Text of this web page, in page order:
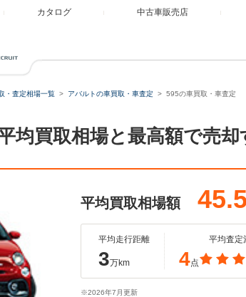
カタログ 中古車販売店
・査定相場一覧 アバルトの車買取・車査定 595の車買取・車査定
均買取相場と最高額で売
平均買取相場額 45.5
平均走行距離
3万km
平均査定
4点
※2026年7月更新